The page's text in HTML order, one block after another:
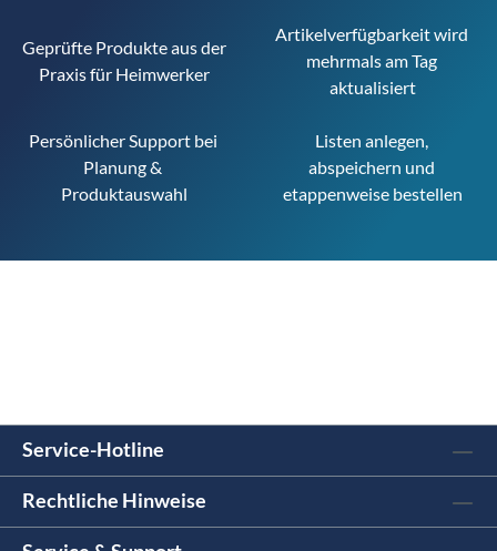
Geprüfte Produkte aus der
Praxis für Heimwerker
Artikelverfügbarkeit wird
mehrmals am Tag
aktualisiert
Persönlicher Support bei
Planung &
Produktauswahl
Listen anlegen,
abspeichern und
etappenweise bestellen
Service-Hotline
Rechtliche Hinweise